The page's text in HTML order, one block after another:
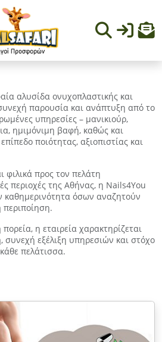
αλυσίδα ονυχοπλαστικής και
παρουσία και ανάπτυξη από το
υπηρεσίες – μανικιούρ,
ημιμόνιμη βαφή, καθώς και
ποιότητας, αξιοπιστίας και
προς τον πελάτη
περιοχές της Αθήνας, η Nails4You
καθημερινότητα όσων αναζητούν
περιποίηση.
η εταιρεία χαρακτηρίζεται
συνεχή εξέλιξη υπηρεσιών και στόχο
πελάτισσα.